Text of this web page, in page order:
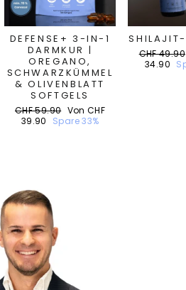
DEFENSE+ 3-IN-1
DARMKUR |
OREGANO,
SCHWARZKÜMMEL
& OLIVENBLATT
SOFTGELS
Normaler
Preis
CHF 59.90 Sonderpreis
Von CHF
39.90
Spare 33%
Normaler
Preis
CHF 49.90
34.90